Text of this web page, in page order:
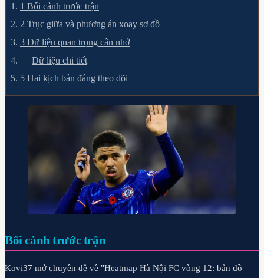
1 Bối cảnh trước trận
2 Trục giữa và phương án xoay sơ đồ
3 Dữ liệu quan trọng cần nhớ
Dữ liệu chi tiết
5 Hai kịch bản đáng theo dõi
Bối cảnh trước trận
Kovi37 mở chuyên đề về "Heatmap Hà Nội FC vòng 12: bản đồ